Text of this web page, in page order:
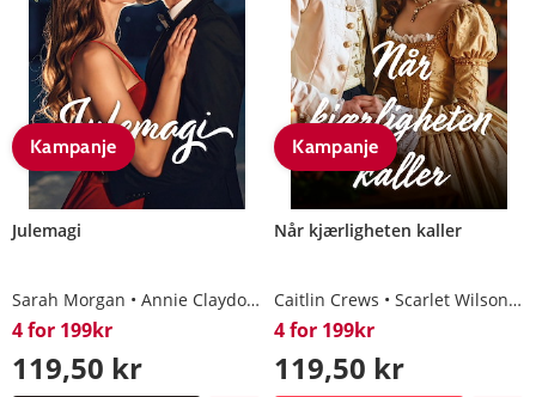
Kampanje
Julemagi
Sarah Morgan Annie Claydon Karen Booth Dani Collins
4 for 199kr
119,50 kr
Kampanje
Når kjærligheten kaller
Caitlin Crews Scarlet Wilson
4 for 199kr
119,50 kr